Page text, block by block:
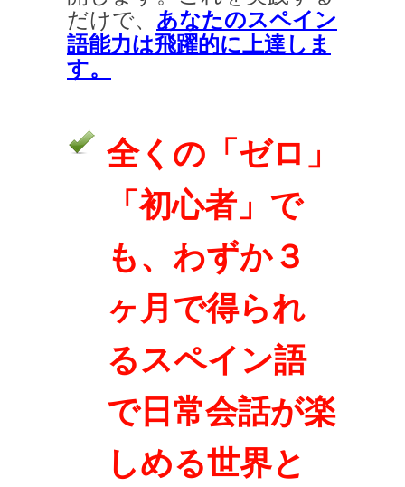
だけで、 あなたのスペイン
語能力は飛躍的に上達しま
す。
全くの「ゼロ」
「初心者」で
も、わずか３
ヶ月で得られ
るスペイン語
で日常会話が楽
しめる世界と